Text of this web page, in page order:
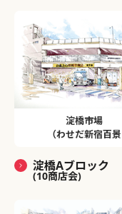
淀橋市場
（わせだ新宿百景
淀橋Aブロック
(10商店会)